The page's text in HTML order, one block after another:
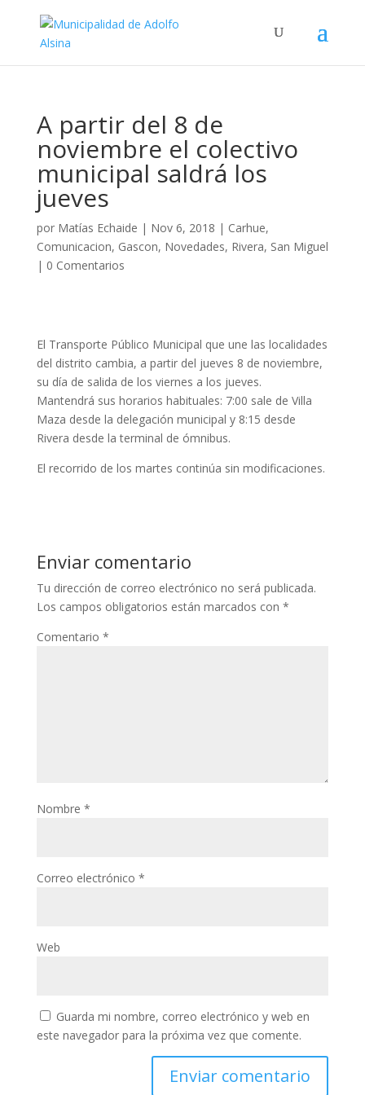
A partir del 8 de
noviembre el colectivo
municipal saldrá los
jueves
por Matías Echaide | Nov 6, 2018 | Carhue,
Comunicacion, Gascon, Novedades, Rivera, San Miguel
| 0 Comentarios
El Transporte Público Municipal que une las localidades
del distrito cambia, a partir del jueves 8 de noviembre,
su día de salida de los viernes a los jueves.
Mantendrá sus horarios habituales: 7:00 sale de Villa
Maza desde la delegación municipal y 8:15 desde
Rivera desde la terminal de ómnibus.
El recorrido de los martes continúa sin modificaciones.
Enviar comentario
Tu dirección de correo electrónico no será publicada.
Los campos obligatorios están marcados con *
Comentario *
Nombre *
Correo electrónico *
Web
Guarda mi nombre, correo electrónico y web en
este navegador para la próxima vez que comente.